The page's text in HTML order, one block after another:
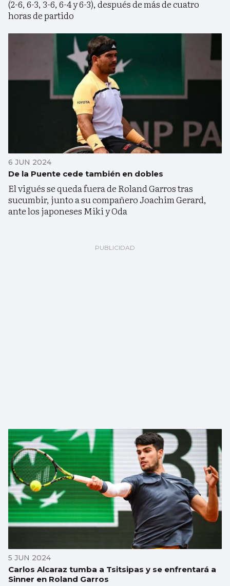
(2-6, 6-3, 3-6, 6-4 y 6-3), después de más de cuatro
horas de partido
6 JUN 2024
De la Puente cede también en dobles
El vigués se queda fuera de Roland Garros tras
sucumbir, junto a su compañero Joachim Gerard,
ante los japoneses Miki y Oda
5 JUN 2024
Carlos Alcaraz tumba a Tsitsipas y se enfrentará a
Sinner en Roland Garros